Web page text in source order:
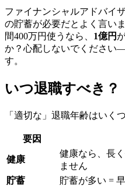
ファイナンシャルアドバイ
の貯蓄が必要だとよく言い
間400万円使うなら、 1億円
か？心配しないでください
す。
いつ退職すべき？
「適切な」退職年齢はいく
要因
健康
健康なら、長
ません
貯蓄
貯蓄が多い =